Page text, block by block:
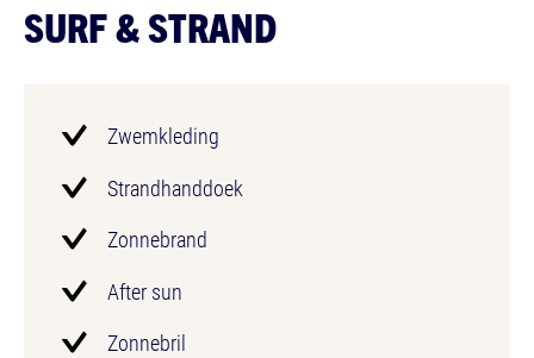
SURF & STRAND
Zwemkleding
Strandhanddoek
Zonnebrand
After sun
Zonnebril